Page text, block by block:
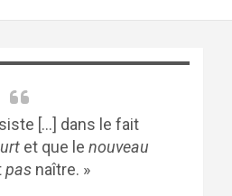
[...] dans le fait
et que le nouveau
pas naître. »